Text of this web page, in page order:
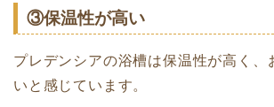
③保温性が高い
プレデンシアの浴槽は保温性が高く、
いと感じています。